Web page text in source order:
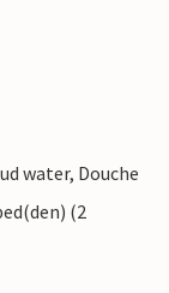
water, Douche
(2